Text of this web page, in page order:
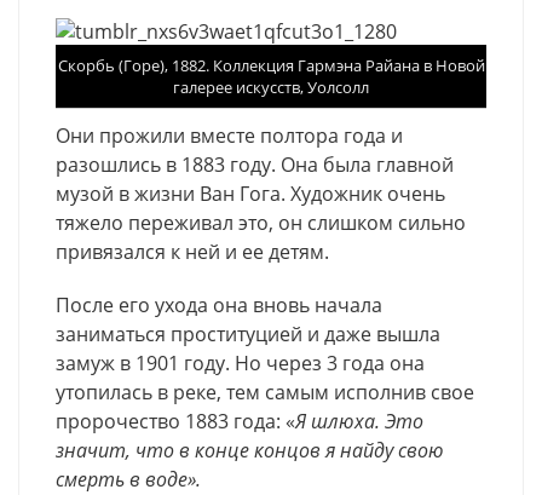
Скорбь (Горе), 1882. Коллекция Гармэна Райана в Новой
галерее искусств, Уолсолл
Они прожили вместе полтора года и
разошлись в 1883 году. Она была главной
музой в жизни Ван Гога. Художник очень
тяжело переживал это, он слишком сильно
привязался к ней и еедетям.
После его ухода она вновь начала
заниматься проституцией и даже вышла
замуж в 1901 году. Но через 3 года она
утопилась в реке, тем самым исполнив свое
пророчество 1883 года: «Я шлюха. Это
значит, чтов концеконцов янайдусвою
смертьв воде».